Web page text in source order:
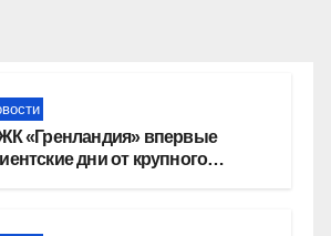
«Гренландия» впервые
дни от крупного